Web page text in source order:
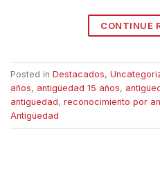
CONTINUE
Posted in Destacados,
años, antigüedad 15 años,
antiguedad, reconocimiento por
Antigüedad